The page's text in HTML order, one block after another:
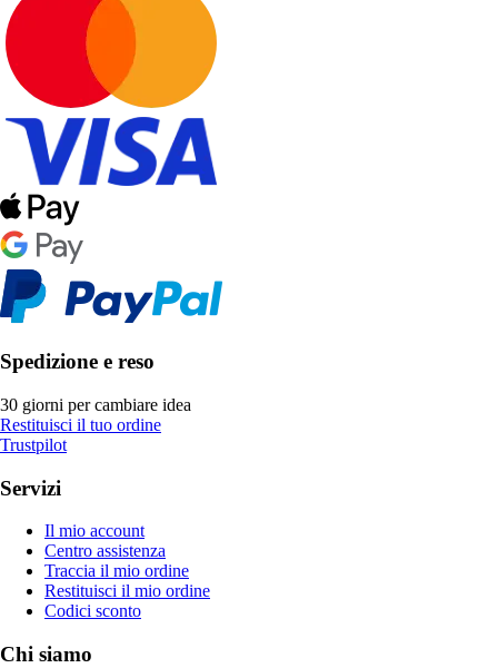
Spedizione e reso
30 giorni per cambiare idea
Restituisci il tuo ordine
Trustpilot
Servizi
Il mio account
Centro assistenza
Traccia il mio ordine
Restituisci il mio ordine
Codici sconto
Chi siamo